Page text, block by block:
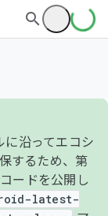
に沿ってエコシ
するため、第
ードを公開し
latest-